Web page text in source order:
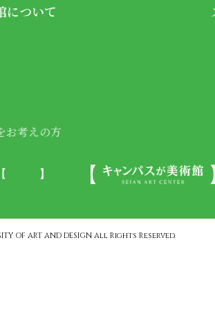
について
お考えの方
OF ART AND DESIGN All Rights Reserved.